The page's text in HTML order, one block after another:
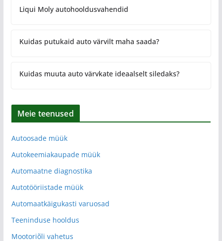
Liqui Moly autohooldusvahendid
Kuidas putukaid auto värvilt maha saada?
Kuidas muuta auto värvkate ideaalselt siledaks?
Meie teenused
Autoosade müük
Autokeemiakaupade müük
Automaatne diagnostika
Autotööriistade müük
Automaatkäigukasti varuosad
Teeninduse hooldus
Mootoriõli vahetus